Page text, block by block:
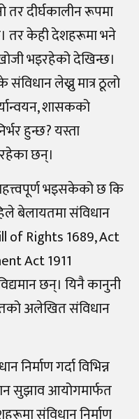
तर दीर्घकालीन रूपमा
तर केही देशहरूमा भने
भइरहेको देखिन्छ।
लेख्नु मात्र ठूलो
शासकको
हुन्छ? यस्ता
छन्।
भइसकेको छ कि
बेलायतमा संविधान
of Rights 1689, Act
Act 1911
छन्। यिनै कानुनी
अलेखित संविधान
निर्माण गर्दा विभिन्न
सुझाव आयोगमार्फत